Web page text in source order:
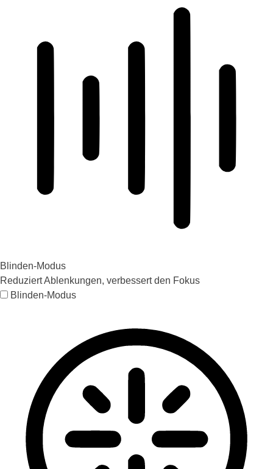
Blinden-Modus
Reduziert Ablenkungen, verbessert den Fokus
Blinden-Modus